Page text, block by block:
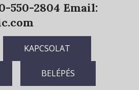
550-2804 Email:
KAPCSOLAT
BELÉPÉS